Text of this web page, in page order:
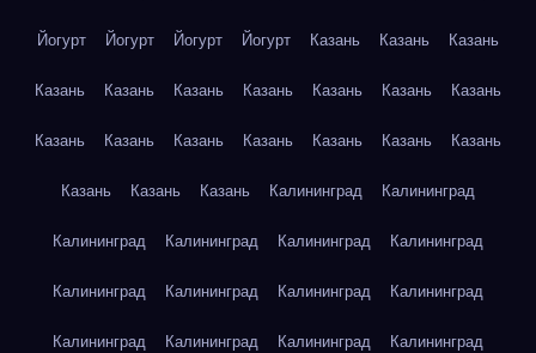
Йогурт Йогурт Йогурт Йогурт Казань Казань Казань
Казань Казань Казань Казань Казань Казань Казань
Казань Казань Казань Казань Казань Казань Казань
Казань Казань Казань Калининград Калининград
Калининград Калининград Калининград Калининград
Калининград Калининград Калининград Калининград
Калининград Калининград Калининград Калининград